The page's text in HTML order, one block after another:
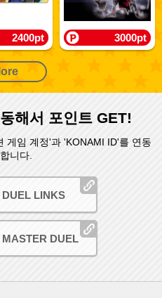
2400pt 3000pt
해서 포인트 GET!
게임 계정'과 'KONAMI ID'를 연동
니다.
LINKS
DUEL